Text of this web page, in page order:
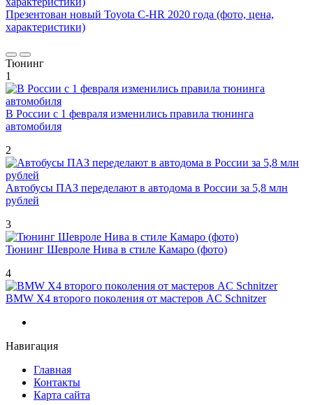
Презентован новый Toyota C-HR 2020 года (фото, цена,
характеристики)
Тюнинг
1
В России с 1 февраля изменились правила тюнинга
автомобиля
2
Автобусы ПАЗ переделают в автодома в России за 5,8 млн
рублей
3
Тюнинг Шевроле Нива в стиле Камаро (фото)
4
BMW X4 второго поколения от мастеров AC Schnitzer
Навигация
Главная
Контакты
Карта сайта